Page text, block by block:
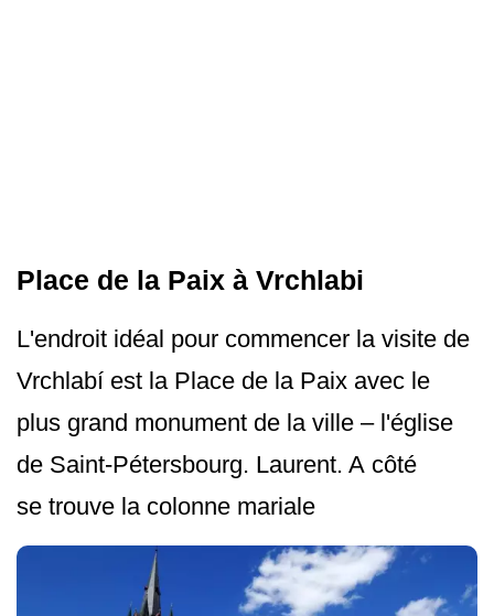
Place de la Paix à Vrchlabi
L'endroit idéal pour commencer la visite de
Vrchlabí est la Place de la Paix avec le
plus grand monument de la ville – l'église
de Saint-Pétersbourg. Laurent. A côté
se trouve la colonne mariale